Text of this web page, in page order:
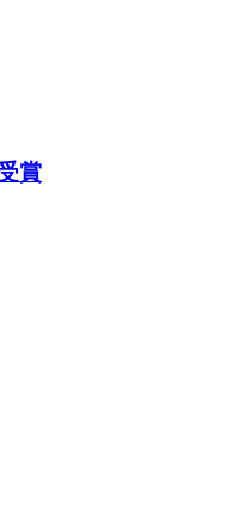
賞